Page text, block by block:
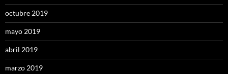
octubre 2019
mayo 2019
abril 2019
marzo 2019